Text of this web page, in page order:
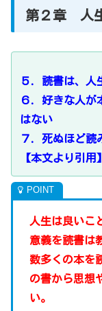
第２章 人
５．読書は、人
６．好きな人が
はない
７．死ぬほど読
【本文より引用】
人生は良いこ
意義を読書は
数多くの本を
の書から思想
い。